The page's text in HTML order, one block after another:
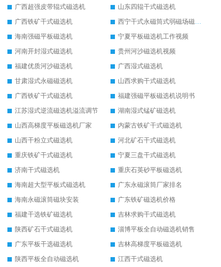
广西超强皮带辊式磁选机
山东四辊干式磁选机
广西铁矿干式磁选机
西宁干式永磁筒式弱磁场磁选机结构图
海南强磁平板磁选机
宁夏平板磁选机工作视频
河南开封湿式磁选机
贵州河沙磁选机视频
福建优质河沙磁选机
广西湿式磁选机
甘肃湿式永磁磁选机
山西求购干式磁选机
广西铁矿干式磁选机
福建强磁平板磁选机说明书
江苏湿式逆流磁选机溢流调节
湖南湿式锰矿磁选机
山西高梯度平板磁选机厂家
内蒙古铁矿干式磁选机
山西干粉立式磁选机
河北矿石干式磁选机
重庆铁矿干式磁选机
宁夏三盘干式磁选机
济南干式磁选机
重庆石英砂平板磁选机
海南超大型平板式磁选机
广东永磁滚筒厂家排名
海南永磁滚筒磁块安装
广东铁矿磁选机价格
福建干选铁矿磁选机
吉林求购干式磁选机
陕西矿石干式磁选机
淄博平板全自动磁选机销售
广东平板干选磁选机
吉林高梯度平板磁选机
陕西平板全自动磁选机
江西干式磁选机